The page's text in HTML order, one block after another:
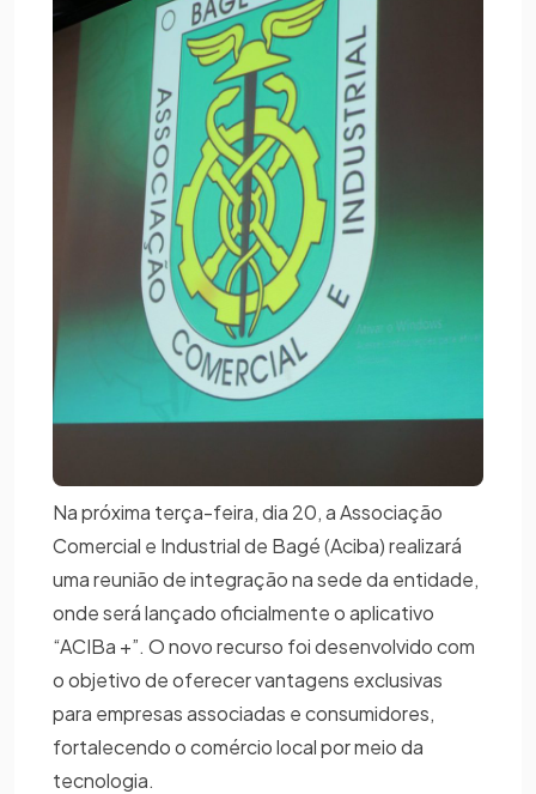
Na próxima terça-feira, dia 20, a Associação
Comercial e Industrial de Bagé (Aciba) realizará
uma reunião de integração na sede da entidade,
onde será lançado oficialmente o aplicativo
“ACIBa +”. O novo recurso foi desenvolvido com
o objetivo de oferecer vantagens exclusivas
para empresas associadas e consumidores,
fortalecendo o comércio local por meio da
tecnologia.